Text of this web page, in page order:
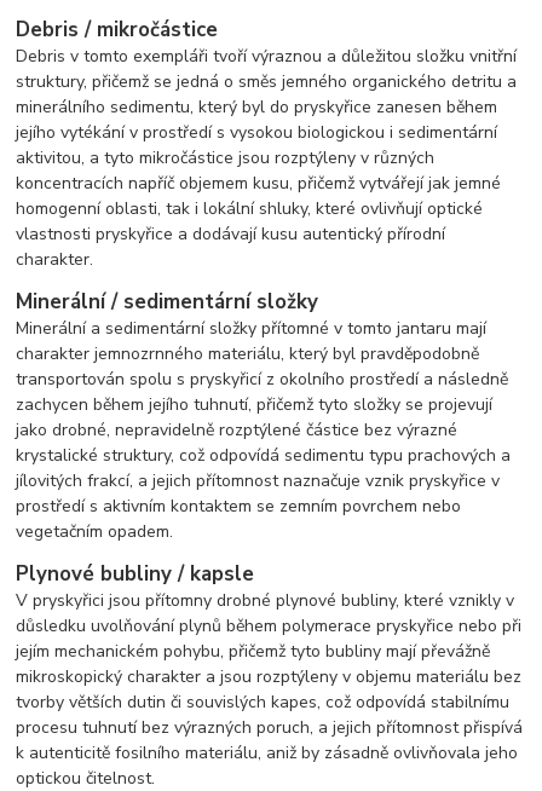
Debris / mikročástice
Debris v tomto exempláři tvoří výraznou a důležitou složku vnitřní
struktury, přičemž se jedná o směs jemného organického detritu a
minerálního sedimentu, který byl do pryskyřice zanesen během
jejího vytékání v prostředí s vysokou biologickou i sedimentární
aktivitou, a tyto mikročástice jsou rozptýleny v různých
koncentracích napříč objemem kusu, přičemž vytvářejí jak jemné
homogenní oblasti, tak i lokální shluky, které ovlivňují optické
vlastnosti pryskyřice a dodávají kusu autentický přírodní
charakter.
Minerální / sedimentární složky
Minerální a sedimentární složky přítomné v tomto jantaru mají
charakter jemnozrnného materiálu, který byl pravděpodobně
transportován spolu s pryskyřicí z okolního prostředí a následně
zachycen během jejího tuhnutí, přičemž tyto složky se projevují
jako drobné, nepravidelně rozptýlené částice bez výrazné
krystalické struktury, což odpovídá sedimentu typu prachových a
jílovitých frakcí, a jejich přítomnost naznačuje vznik pryskyřice v
prostředí s aktivním kontaktem se zemním povrchem nebo
vegetačním opadem.
Plynové bubliny / kapsle
V pryskyřici jsou přítomny drobné plynové bubliny, které vznikly v
důsledku uvolňování plynů během polymerace pryskyřice nebo při
jejím mechanickém pohybu, přičemž tyto bubliny mají převážně
mikroskopický charakter a jsou rozptýleny v objemu materiálu bez
tvorby větších dutin či souvislých kapes, což odpovídá stabilnímu
procesu tuhnutí bez výrazných poruch, a jejich přítomnost přispívá
k autenticitě fosilního materiálu, aniž by zásadně ovlivňovala jeho
optickou čitelnost.